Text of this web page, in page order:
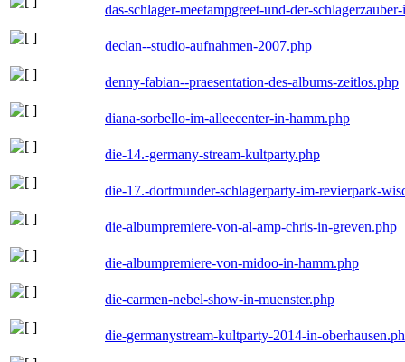
das-schlager-meetampgreet-und-der-
declan--studio-aufnahmen-2007.php
denny-fabian--praesentation-des-albums-zeitlos.php
diana-sorbello-im-alleecenter-in-hamm.php
die-14.-germany-stream-kultparty.php
die-17.-dortmunder-schlagerparty-im-revierpark-
die-albumpremiere-von-al-amp-chris-in-greven.php
die-albumpremiere-von-midoo-in-hamm.php
die-carmen-nebel-show-in-muenster.php
die-germanystream-kultparty-2014-in-